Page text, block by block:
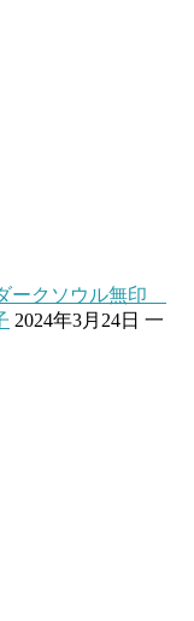
ークソウル無印
2024年3月24日 一